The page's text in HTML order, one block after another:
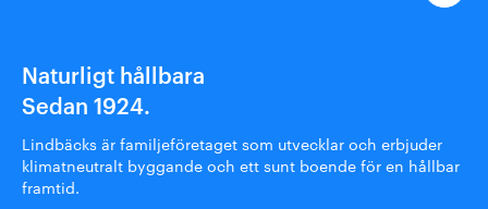
Naturligt hållbara
Sedan 1924.
Lindbäcks är familjeföretaget som utvecklar och erbjuder
klimatneutralt byggande och ett sunt boende för en hållbar
framtid.